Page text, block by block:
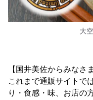
大
【国井美佐からみなさ
これまで通販サイトで
り・食感・味、お店の